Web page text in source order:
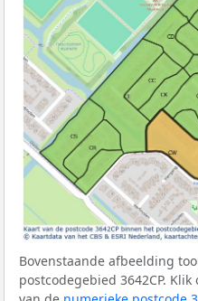
Bovenstaande afbeelding
postcodegebied 3642CP.